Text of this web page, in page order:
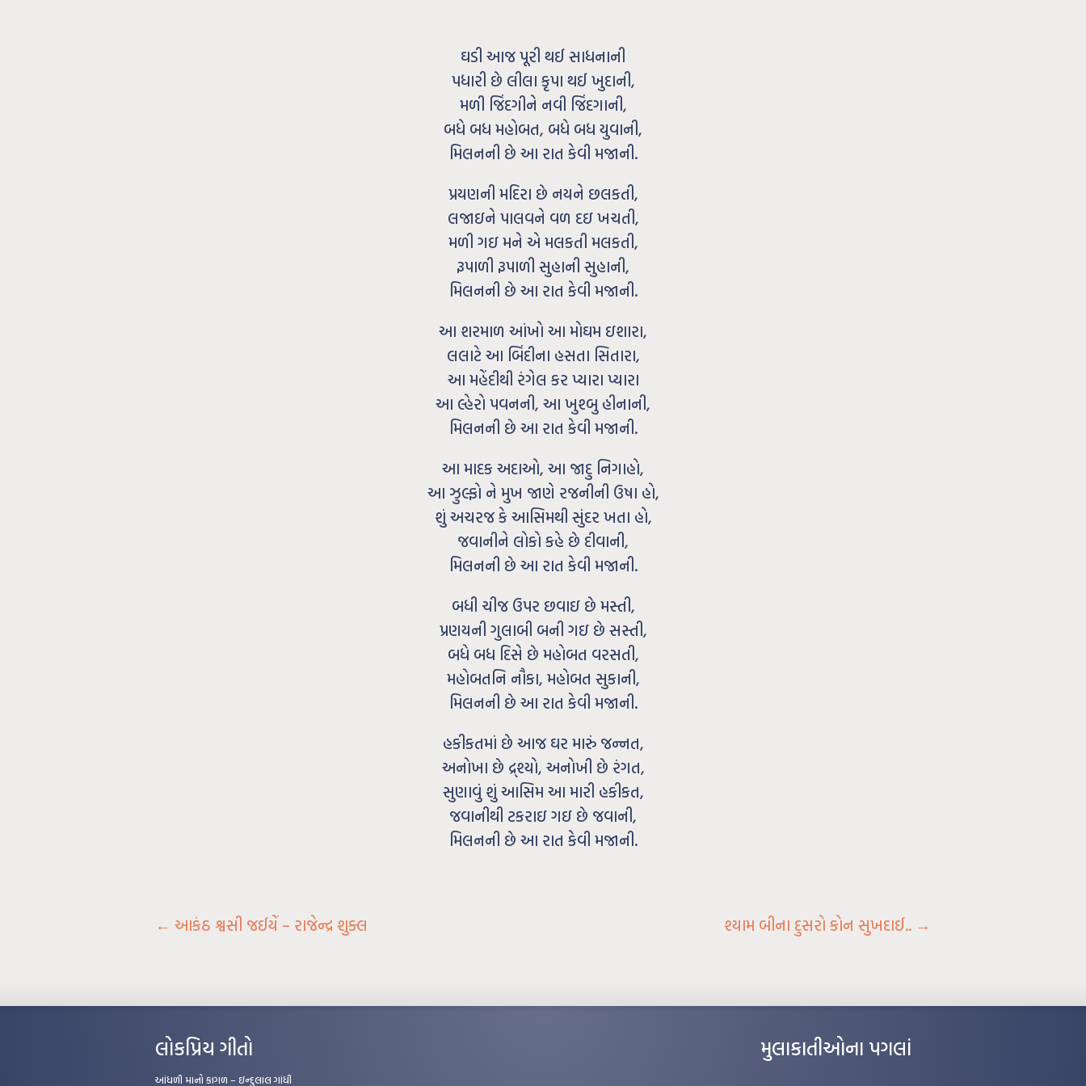
ઘડી આજ પૂરી થઈ સાધનાની
પધારી છે લીલા કૃપા થઈ ખુદાની,
મળી જિંદગીને નવી જિંદગાની,
બધે બધ મહોબત, બધે બધ યુવાની,
મિલનની છે આ રાત કેવી મજાની.
પ્રયણની મદિરા છે નયને છલકતી,
લજાઇને પાલવને વળ દઇ ખચતી,
મળી ગઇ મને એ મલકતી મલકતી,
રૂપાળી રૂપાળી સુહાની સુહાની,
મિલનની છે આ રાત કેવી મજાની.
આ શરમાળ આંખો આ મોઘમ ઇશારા,
લલાટે આ બિંદીના હસતા સિતારા,
આ મહેંદીથી રંગેલ કર પ્યારા પ્યારા
આ લ્હેરો પવનની, આ ખુશ્બુ હીનાની,
મિલનની છે આ રાત કેવી મજાની.
આ માદક અદાઓ, આ જાદુ નિગાહો,
આ ઝુલ્ફો ને મુખ જાણે રજનીની ઉષા હો,
શું અચરજ કે આસિમથી સુંદર ખતા હો,
જવાનીને લોકો કહે છે દીવાની,
મિલનની છે આ રાત કેવી મજાની.
બધી ચીજ ઉપર છવાઇ છે મસ્તી,
પ્રણયની ગુલાબી બની ગઇ છે સસ્તી,
બધે બધ દિસે છે મહોબત વરસતી,
મહોબતનિ નૌકા, મહોબત સુકાની,
મિલનની છે આ રાત કેવી મજાની.
હકીકતમાં છે આજ ઘર મારું જન્નત,
અનોખા છે દ્ર્શ્યો, અનોખી છે રંગત,
સુણાવું શું આસિમ આ મારી હકીકત,
જવાનીથી ટકરાઇ ગઇ છે જવાની,
મિલનની છે આ રાત કેવી મજાની.
← આકંઠ શ્વસી જઈયેં – રાજેન્દ્ર શુક્લ શ્યામ બીના દુસરો કોન સુખદાઈ.. →
લોકપ્રિય ગીતો
આંધળી માનો કાગળ – ઇન્દુલાલ ગાંધી
મુલાકાતીઓના પગલાં